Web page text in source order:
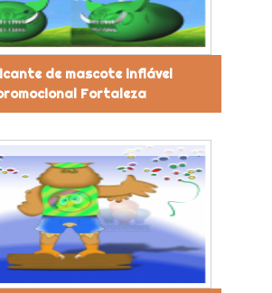
de mascote inflável
Fortaleza